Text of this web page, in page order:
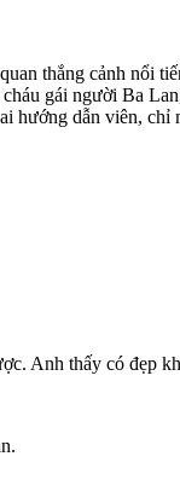
thắng cảnh nổi
gái người Ba
hướng dẫn viên, chỉ
Anh thấy có đẹp